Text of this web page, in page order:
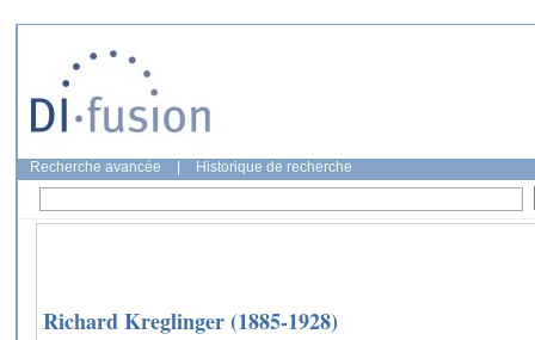
Recherche avancée Historique de recherche
Richard Kreglinger (1885-1928)